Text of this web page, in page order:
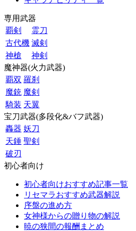
専用武器
覇剣
霊刀
古代機 滅剣
神槍
神剣
魔神器(火力武器)
覇双 羅刹
魔銃 魔剣
騎装 天翼
宝刀武器(多段化&バフ武器)
轟器 妖刀
天錘 聖剣
破刃
初心者向け
初心者向けおすすめ記事一覧
リセマラおすすめ武器解説
序盤の進め方
女神様からの贈り物の解説
暁の狭間の報酬まとめ